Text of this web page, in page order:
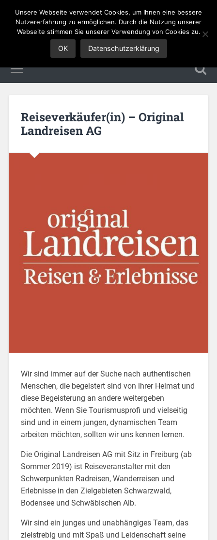
Sales Jobs
Reiseverkäufer(in) – Original
Landreisen AG
Wir sind immer auf der Suche nach authentischen
Menschen, die begeistert sind von ihrer Heimat und
diese Begeisterung an andere weitergeben
möchten. Wenn Sie Tourismusprofi und vielseitig
sind und in einem jungen, dynamischen Team
arbeiten möchten, sollten wir uns kennen lernen.
Die Original Landreisen AG mit Sitz in Freiburg (ab
Sommer 2019) ist Reiseveranstalter mit den
Schwerpunkten Radreisen, Wanderreisen und
Erlebnisse in den Zielgebieten Schwarzwald,
Bodensee und Schwäbischen Alb.
Wir sind ein junges und unabhängiges Team, das
zielstrebig und mit Spaß und Leidenschaft seine
Unsere Webseite verwendet Cookies, um Ihnen eine bessere
Nutzererfahrung zu ermöglichen. Durch die Nutzung unserer
Webseite stimmen Sie unserer Verwendung von Cookies zu.
OK Datenschutzerklärung